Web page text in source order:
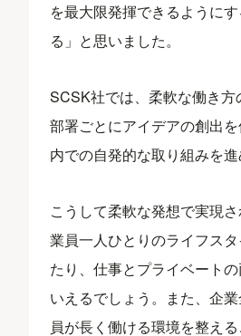
を最大限発揮できるように
る」と思いました。
SCSK社では、柔軟な働き方
部署ごとにアイデアの創出
内での自発的な取り組みを進
こうして柔軟な発想で実現
業員一人ひとりのライフス
たり、仕事とプライベート
いえるでしょう。また、企
員が長く働ける環境を整え